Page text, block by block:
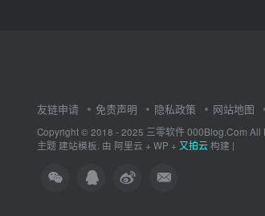
友链申请 免责声明 隐私政策 网站地图
Copyright © 2018 - 2025 三零软件 000Blog.Com All
主题 建站模板. 由 阿里云 + WP + 又拍云构建 |